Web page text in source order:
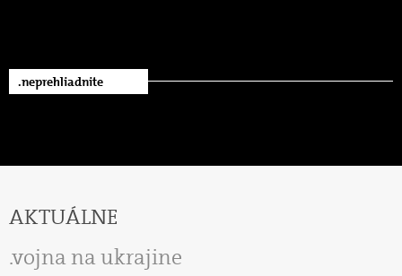
.neprehliadnite
AKTUÁLNE
vojna na ukrajine